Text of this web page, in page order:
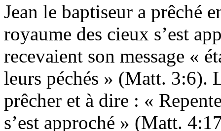
Jean le baptiseur a prêché
royaume des cieux s’est
recevaient son message «
leurs péchés » (Matt. 3:6).
prêcher et à dire : «
s’est approché » (Matt.